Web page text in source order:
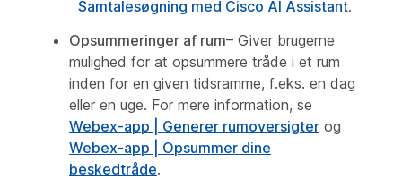
Samtalesøgning med Cisco AI Assistant.
Opsummeringer af rum– Giver brugerne
mulighed for at opsummere tråde i et rum
inden for en given tidsramme, f.eks. en dag
eller en uge. For mere information, se
Webex-app | Generer rumoversigter og
Webex-app | Opsummer dine
beskedtråde.